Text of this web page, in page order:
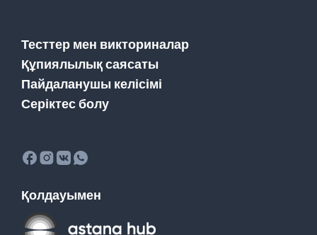
Тесттер мен викториналар
Құпиялылық саясаты
Пайдаланушы келісімі
Серіктес болу
Қолдауымен